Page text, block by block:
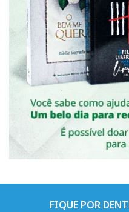
FIQUE POR